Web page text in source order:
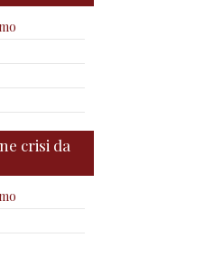
crisi da